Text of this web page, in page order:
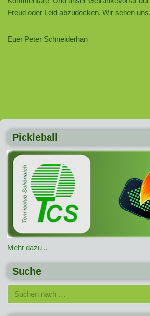
Freud oder Leid abzudecken. Wir sehen
Euer Peter Schneiderhan
Pickleball
Mehr dazu ..
Suche